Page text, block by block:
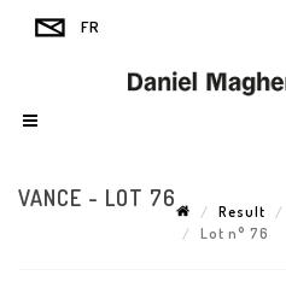
VANCE - LOT 76
Result
Lot n° 76